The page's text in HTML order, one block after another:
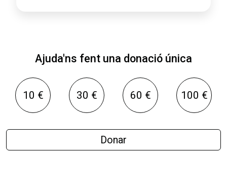
Ajuda'ns fent una donació única
10 € 30 € 60 € 100 €
Donar